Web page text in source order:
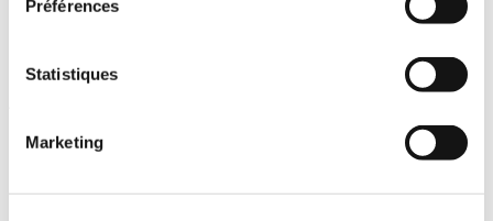
Préférences
Statistiques
Marketing